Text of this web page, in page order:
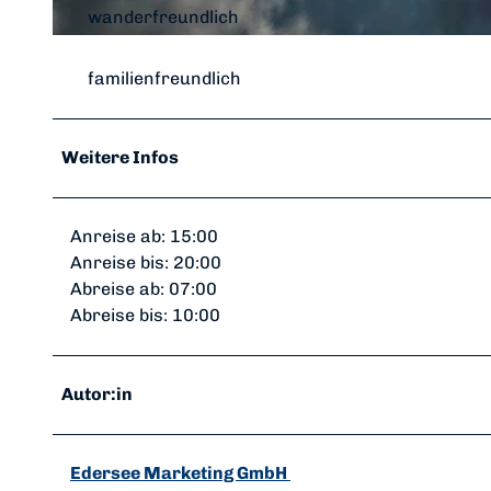
wanderfreundlich
familienfreundlich
Weitere Infos
Anreise ab: 15:00
Anreise bis: 20:00
Abreise ab: 07:00
Abreise bis: 10:00
Autor:in
Edersee Marketing GmbH